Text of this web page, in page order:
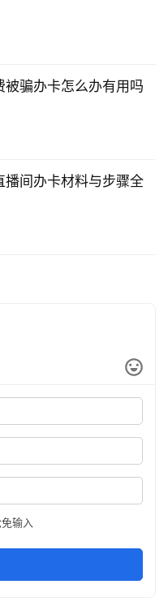
被骗办卡怎么办有用吗
播间办卡材料与步骤全
输入